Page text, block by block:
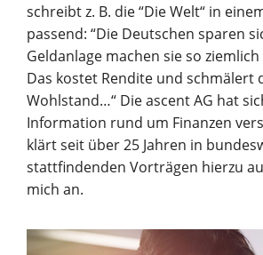
schreibt z. B. die “Die Welt“ in
passend: “Die Deutschen sparen
Geldanlage machen sie so
Das kostet Rendite und schmälert
Wohlstand…“ Die ascent AG hat
Information rund um Finanzen
klärt seit über 25 Jahren in
stattfindenden Vorträgen hierzu
mich an.